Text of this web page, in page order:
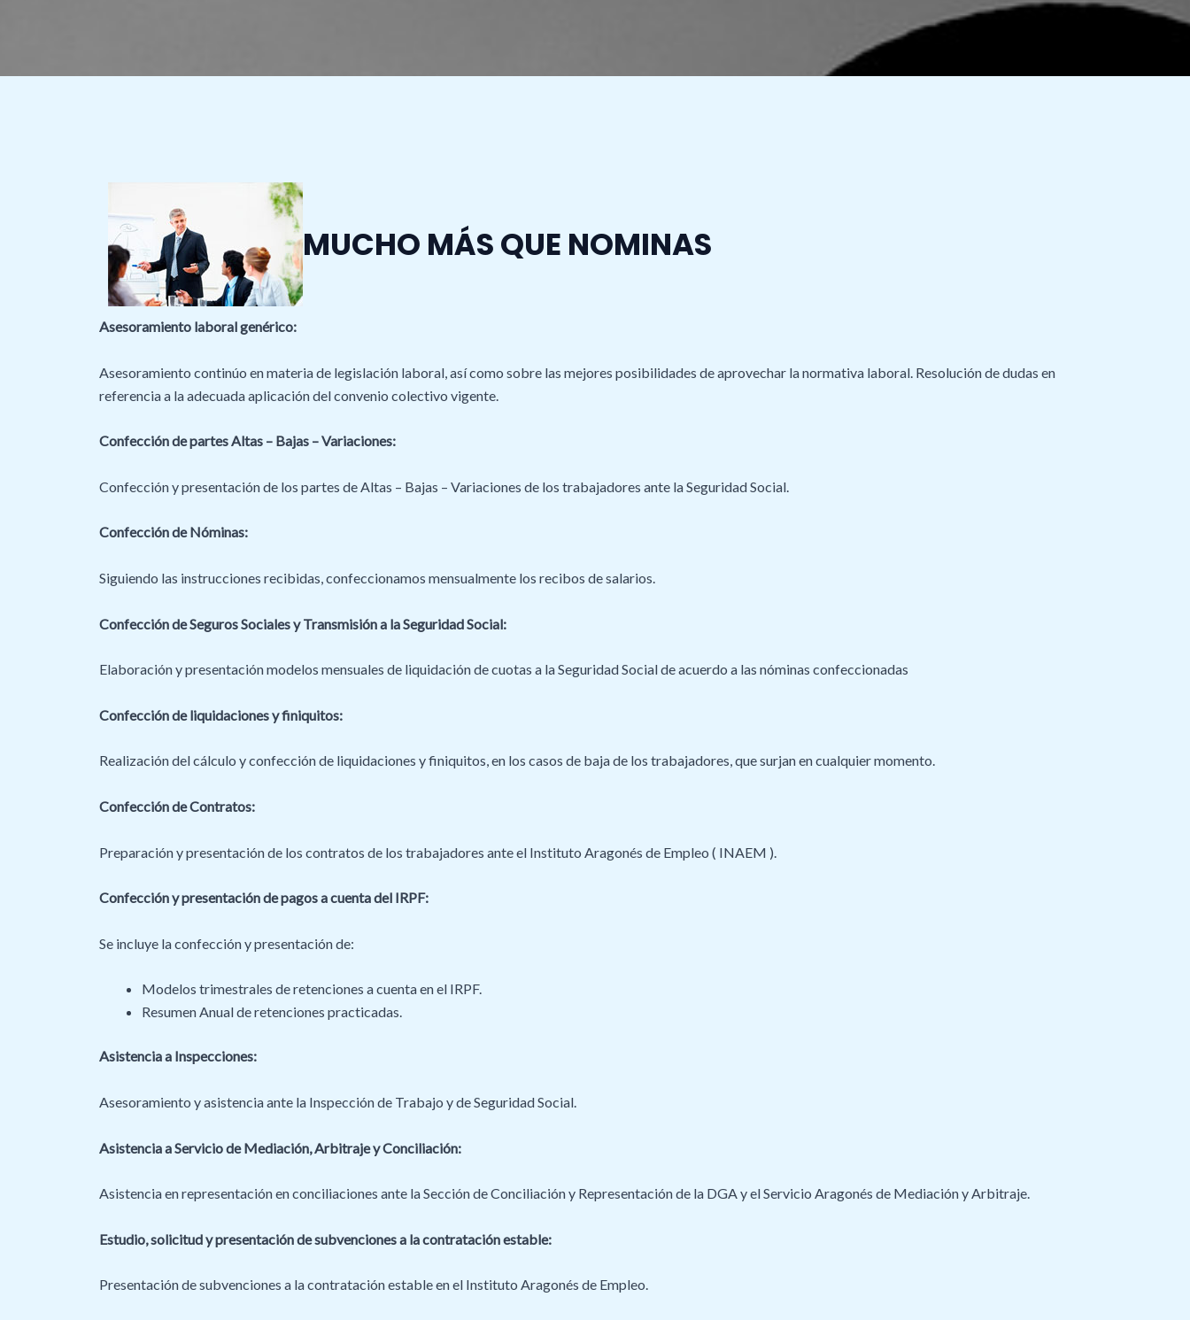
MUCHO MÁS QUE NOMINAS
Asesoramiento laboral genérico:
Asesoramiento continúo en materia de legislación laboral, así como sobre las mejores posibilidades de aprovechar la normativa laboral. Resolución de dudas en
referencia a la adecuada aplicación del convenio colectivo vigente.
Confección de partes Altas – Bajas – Variaciones:
Confección y presentación de los partes de Altas – Bajas – Variaciones de los trabajadores ante la Seguridad Social.
Confección de Nóminas:
Siguiendo las instrucciones recibidas, confeccionamos mensualmente los recibos de salarios.
Confección de Seguros Sociales y Transmisión a la Seguridad Social:
Elaboración y presentación modelos mensuales de liquidación de cuotas a la Seguridad Social de acuerdo a las nóminas confeccionadas
Confección de liquidaciones y finiquitos:
Realización del cálculo y confección de liquidaciones y finiquitos, en los casos de baja de los trabajadores, que surjan en cualquier momento.
Confección de Contratos:
Preparación y presentación de los contratos de los trabajadores ante el Instituto Aragonés de Empleo ( INAEM ).
Confección y presentación de pagos a cuenta del IRPF:
Se incluye la confección y presentación de:
Modelos trimestrales de retenciones a cuenta en el IRPF.
Resumen Anual de retenciones practicadas.
Asistencia a Inspecciones:
Asesoramiento y asistencia ante la Inspección de Trabajo y de Seguridad Social.
Asistencia a Servicio de Mediación, Arbitraje y Conciliación:
Asistencia en representación en conciliaciones ante la Sección de Conciliación y Representación de la DGA y el Servicio Aragonés de Mediación y Arbitraje.
Estudio, solicitud y presentación de subvenciones a la contratación estable:
Presentación de subvenciones a la contratación estable en el Instituto Aragonés de Empleo.